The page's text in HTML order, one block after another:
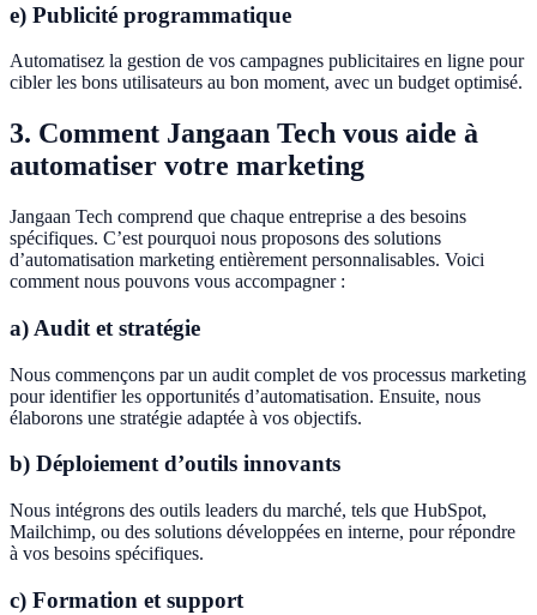
e) Publicité programmatique
Automatisez la gestion de vos campagnes publicitaires en ligne pour
cibler les bons utilisateurs au bon moment, avec un budget optimisé.
3. Comment Jangaan Tech vous aide à
automatiser votre marketing
Jangaan Tech comprend que chaque entreprise a des besoins
spécifiques. C’est pourquoi nous proposons des solutions
d’automatisation marketing entièrement personnalisables. Voici
comment nous pouvons vous accompagner :
a) Audit et stratégie
Nous commençons par un audit complet de vos processus marketing
pour identifier les opportunités d’automatisation. Ensuite, nous
élaborons une stratégie adaptée à vos objectifs.
b) Déploiement d’outils innovants
Nous intégrons des outils leaders du marché, tels que HubSpot,
Mailchimp, ou des solutions développées en interne, pour répondre
à vos besoins spécifiques.
c) Formation et support